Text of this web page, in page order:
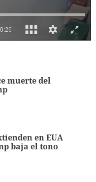
muerte del
en EUA
baja el tono